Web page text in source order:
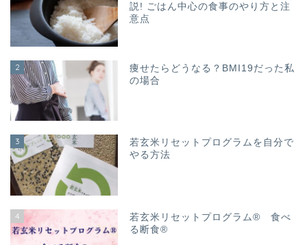
説! ごはん中心の食事のやり方と注
意点
2
痩せたらどうなる？BMI19だった私
の場合
3
若玄米リセットプログラムを自分で
やる方法
4
若玄米リセットプログラム® 食べ
る断食®